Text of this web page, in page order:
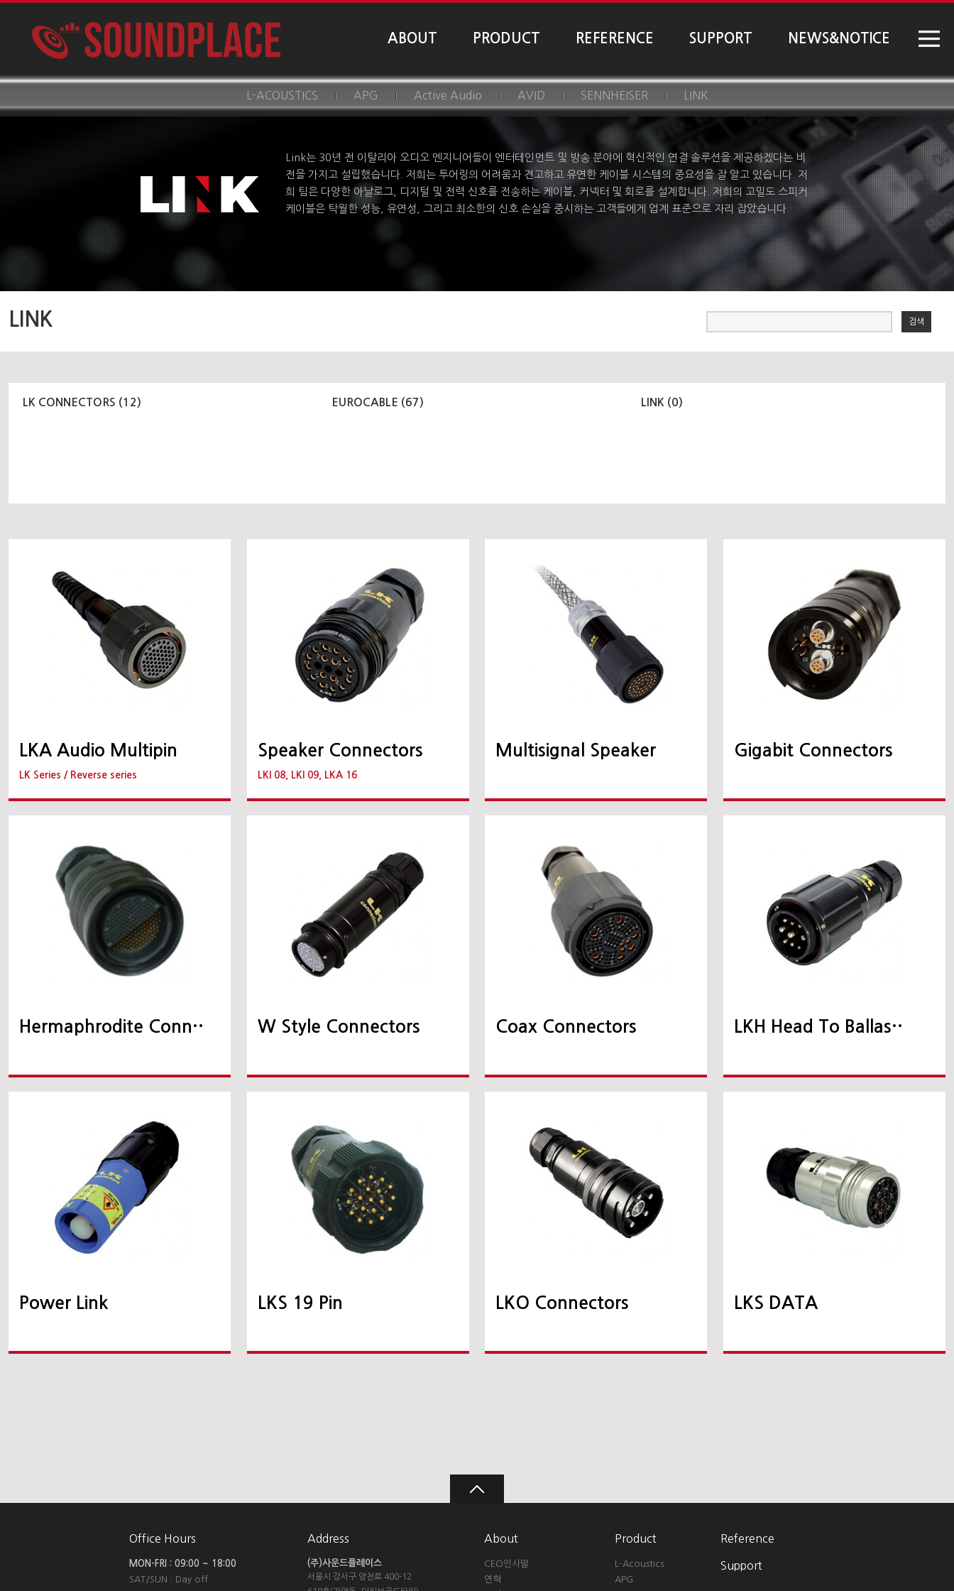
ABOUT PRODUCT REFERENCE SUPPORT NEWS&NOTICE
L-ACOUSTICS APG Active Audio AVID SENNHEISER LINK
Link는 30년 전 이탈리아 오디오 엔지니어들이 엔터테인먼트 및 방송 분야에 혁신적인 연결 솔루션을 제공하겠다는 비
전을 가지고 설립했습니다. 저희는 투어링의 어려움과 견고하고 유연한 케이블 시스템의 중요성을 잘 알고 있습니다. 저
희 팀은 다양한 아날로그, 디지털 및 전력 신호를 전송하는 케이블, 커넥터 및 회로를 설계합니다. 저희의 고밀도 스피커
케이블은 탁월한 성능, 유연성, 그리고 최소한의 신호 손실을 중시하는 고객들에게 업계 표준으로 자리 잡았습니다.
LINK 검색
LK CONNECTORS (12) EUROCABLE (67) LINK (0)
LKA Audio Multipin
LK Series / Reverse series
Speaker Connectors
LKI 08, LKI 09, LKA 16
Multisignal Speaker Gigabit Connectors
Hermaphrodite Conn·· W Style Connectors Coax Connectors LKH Head To Ballas··
Power Link LKS 19 Pin LKO Connectors LKS DATA
Office Hours
MON-FRI : 09:00 ~ 18:00
SAT/SUN : Day off
Address
(주)사운드플레이스
서울시 강서구 양천로 400-12
About
CEO인사말
연혁
Product
L-Acoustics
APG
Reference
Support